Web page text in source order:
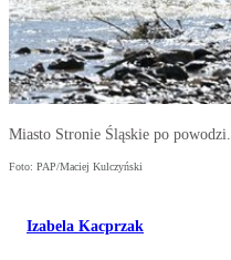
Miasto Stronie Śląskie po powodzi.
Foto: PAP/Maciej Kulczyński
Izabela Kacprzak